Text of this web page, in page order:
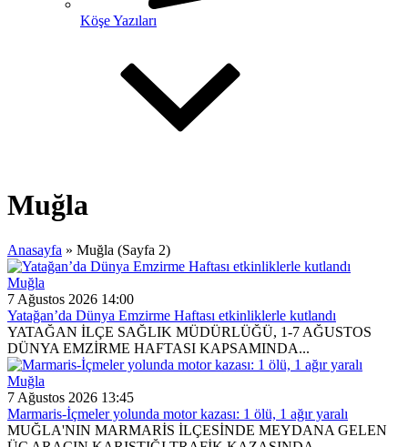
Köşe Yazıları
Muğla
Anasayfa » Muğla (Sayfa 2)
Muğla
7 Ağustos 2026 14:00
Yatağan’da Dünya Emzirme Haftası etkinliklerle kutlandı
YATAĞAN İLÇE SAĞLIK MÜDÜRLÜĞÜ, 1-7 AĞUSTOS
DÜNYA EMZİRME HAFTASI KAPSAMINDA...
Muğla
7 Ağustos 2026 13:45
Marmaris-İçmeler yolunda motor kazası: 1 ölü, 1 ağır yaralı
MUĞLA'NIN MARMARİS İLÇESİNDE MEYDANA GELEN